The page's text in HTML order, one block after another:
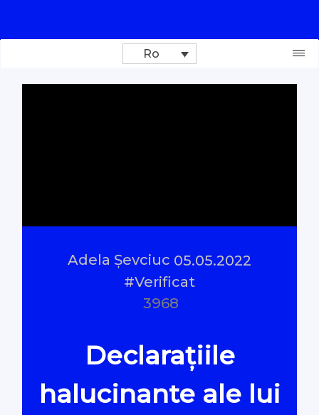
Documentare
Oamenii Legii
#Verificat
Ro
Adela Șevciuc 05.05.2022
#Verificat
3968
Declarațiile
halucinante ale lui